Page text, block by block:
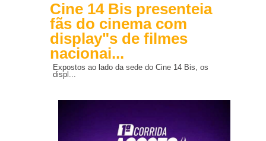
Cine 14 Bis presenteia
fãs do cinema com
display"s de filmes
nacionai...
Expostos ao lado da sede do Cine 14 Bis, os
displ...